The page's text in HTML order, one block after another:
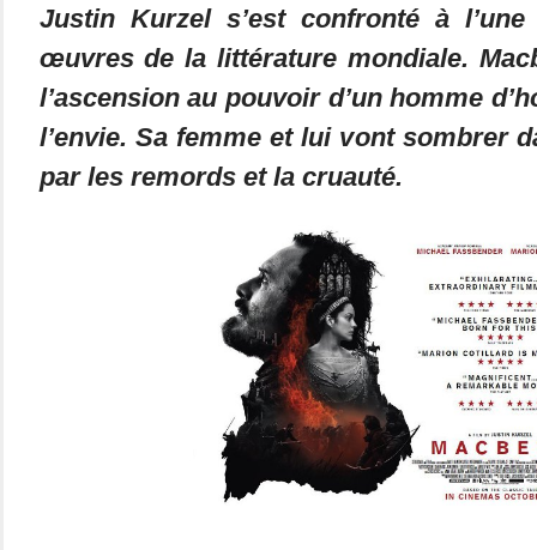
Justin Kurzel s’est confronté à
œuvres de la littérature mondiale.
l’ascension au pouvoir d’un homme
l’envie. Sa femme et lui vont sombrer
par les remords et la cruauté.